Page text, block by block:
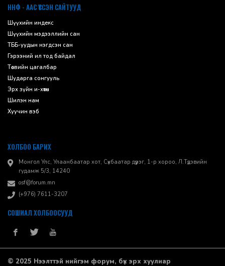
ННФ - ААС ҮҮССЭН САЙТУУД
Шүүхийн индекс
Шүүхийн мэдээллийн сан
ТББ-уудын нэгдсэн сан
Гэрээний ил тод байдал
Төсвийн цагалбар
Шударга сонгууль
Эрх зүйн и-хөтөч
Шилэн нам
Хуучин вэб
ХОЛБОО БАРИХ
Монгол Улс, Улаанбаатар хот, Сүхбаатар дүүрэг, 1-р хороо, ​Л.Түдэвийн
гудамж 5/3, 14240
osf@forum.mn
(+976) 7611-3207
СОШИАЛ ХОЛБООСУУД
© 2025 Нээлттэй нийгэм форум, бүх эрх хуулиар